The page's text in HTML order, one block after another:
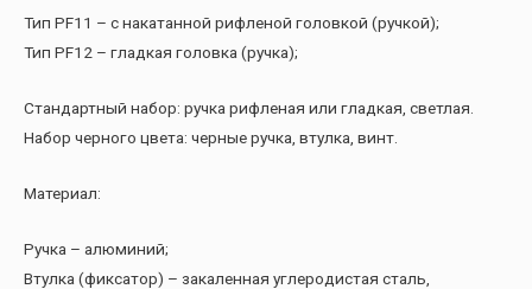
Тип PF11 – с накатанной рифленой головкой (ручкой);
Тип PF12 – гладкая головка (ручка);
Стандартный набор: ручка рифленая или гладкая, светлая.
Набор черного цвета: черные ручка, втулка, винт.
Материал:
Ручка – алюминий;
Втулка (фиксатор) – закаленная углеродистая сталь,